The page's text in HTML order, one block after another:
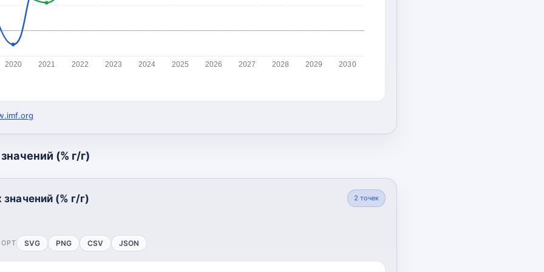
2020 2021 2022 2023 2024 2025 2026 2027 2028 2029 2030
(% г/г)
(% г/г) 2 точек
SVG PNG CSV JSON